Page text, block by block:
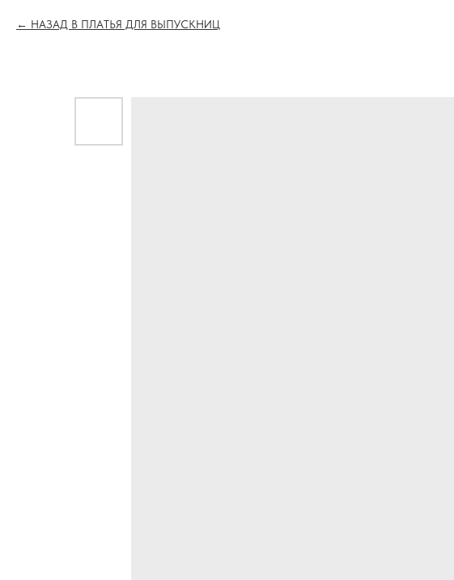
НАЗАД В ПЛАТЬЯ ДЛЯ ВЫПУСКНИЦ